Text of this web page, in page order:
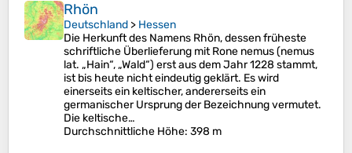
Rhön
Deutschland > Hessen
Die Herkunft des Namens Rhön, dessen früheste
schriftliche Überlieferung mit Rone nemus (nemus
lat. „Hain“, „Wald“) erst aus dem Jahr 1228 stammt,
ist bis heute nicht eindeutig geklärt. Es wird
einerseits ein keltischer, andererseits ein
germanischer Ursprung der Bezeichnung vermutet.
Die keltische…
Durchschnittliche Höhe: 398 m